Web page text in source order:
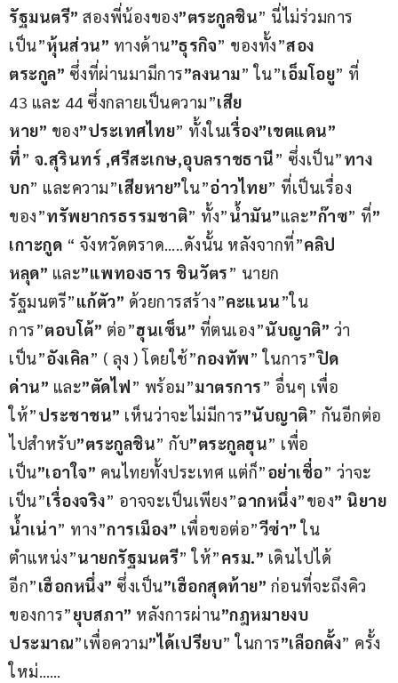
รัฐมนตรี” สองพี่น้องของ”ตระกูลชิน” นี่ไม่ร่วมการ
เป็น”หุ้นส่วน” ทางด้าน”ธุรกิจ” ของทั้ง”สอง
ตระกูล” ซึ่งที่ผ่านมามีการ”ลงนาม” ใน”เอ็มโอยู” ที่
43 และ 44 ซึ่งกลายเป็นความ”เสีย
หาย” ของ”ประเทศไทย” ทั้งในเรื่อง”เขตแดน”
ที่” จ.สุรินทร์ ,ศรีสะเกษ,อุบลราชธานี” ซึ่งเป็น”ทาง
บก” และความ”เสียหาย”ใน”อ่าวไทย” ที่เป็นเรื่อง
ของ”ทรัพยากรธรรมชาติ” ทั้ง”น้ำมัน”และ”ก๊าซ” ที่”
เกาะกูด “ จังหวัดตราด…..ดังนั้น หลังจากที่”คลิป
หลุด” และ”แพทองธาร ชินวัตร” นายก
รัฐมนตรี”แก้ตัว” ด้วยการสร้าง”คะแนน”ใน
การ”ตอบโต้” ต่อ”ฮุนเซ็น” ที่ตนเอง”นับญาติ” ว่า
เป็น”อังเคิล” ( ลุง ) โดยใช้”กองทัพ” ในการ”ปิด
ด่าน” และ”ตัดไฟ” พร้อม”มาตรการ” อื่นๆ เพื่อ
ให้”ประชาชน” เห็นว่าจะไม่มีการ”นับญาติ” กันอีกต่อ
ไปสำหรับ”ตระกูลชิน” กับ”ตระกูลฮุน” เพื่อ
เป็น”เอาใจ” คนไทยทั้งประเทศ แต่ก็”อย่าเชื่อ” ว่าจะ
เป็น”เรื่องจริง” อาจจะเป็นเพียง”ฉากหนึ่ง”ของ” นิยาย
น้ำเน่า” ทาง”การเมือง” เพื่อขอต่อ”วีซ่า” ใน
ตำแหน่ง”นายกรัฐมนตรี” ให้”ครม.” เดินไปได้
อีก”เฮือกหนึ่ง” ซึ่งเป็น”เฮือกสุดท้าย” ก่อนที่จะถึงคิว
ของการ”ยุบสภา” หลังการผ่าน”กฎหมายงบ
ประมาณ”เพื่อความ”ได้เปรียบ” ในการ”เลือกตั้ง” ครั้ง
ใหม่……